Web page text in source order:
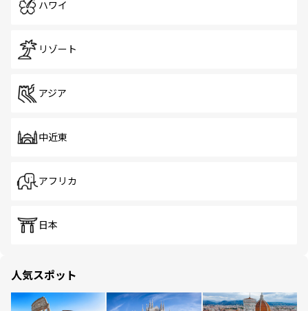
ハワイ
リゾート
アジア
中近東
アフリカ
日本
人気スポット